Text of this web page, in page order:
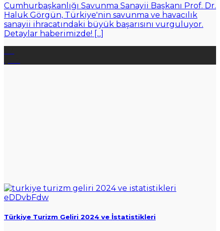
Cumhurbaşkanlığı Savunma Sanayii Başkanı Prof. Dr.
Haluk Görgün, Türkiye'nin savunma ve havacılık
sanayii ihracatındaki büyük başarısını vurguluyor.
Detaylar haberimizde! [...]
Türkiye Turizm Geliri 2024 ve İstatistikleri